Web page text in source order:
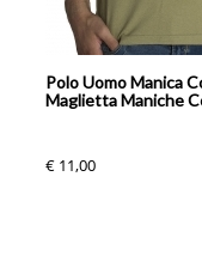
Polo Uomo Manica
Maglietta Maniche
€ 11,00